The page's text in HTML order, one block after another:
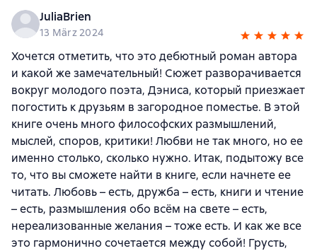
JuliaBrien
13 März 2024
Хочется отметить, что это дебютный роман автора
и какой же замечательный! Сюжет разворачивается
вокруг молодого поэта, Дэниса, который приезжает
погостить к друзьям в загородное поместье. В этой
книге очень много философских размышлений,
мыслей, споров, критики! Любви не так много, но ее
именно столько, сколько нужно. Итак, подытожу все
то, что вы сможете найти в книге, если начнете ее
читать. Любовь – есть, дружба – есть, книги и чтение
– есть, размышления обо всём на свете – есть,
нереализованные желания – тоже есть. И как же все
это гармонично сочетается между собой! Грусть,